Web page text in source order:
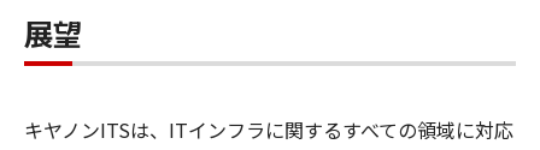
展望
キヤノンITSは、ITインフラに関するすべての領域に対応